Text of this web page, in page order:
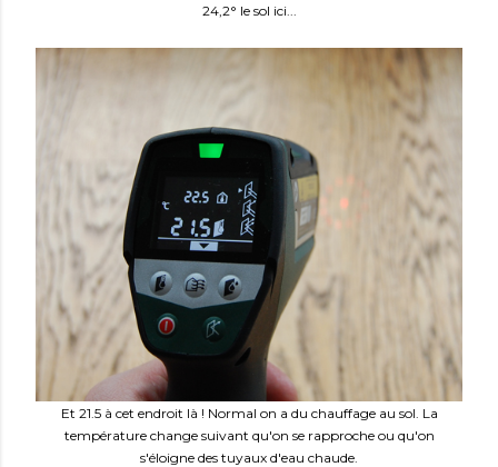
24,2° le sol ici...
Et 21.5 à cet endroit là ! Normal on a du chauffage au sol. La
température change suivant qu'on se rapproche ou qu'on
s'éloigne des tuyaux d'eau chaude.